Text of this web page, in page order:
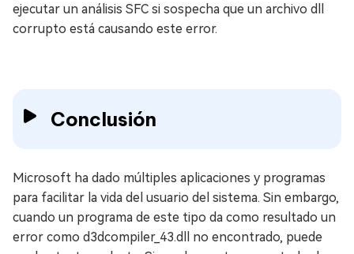
ejecutar un análisis SFC si sospecha que un archivo dll
corrupto está causando este error.
Conclusión
Microsoft ha dado múltiples aplicaciones y programas
para facilitar la vida del usuario del sistema. Sin embargo,
cuando un programa de este tipo da como resultado un
error como d3dcompiler_43.dll no encontrado, puede